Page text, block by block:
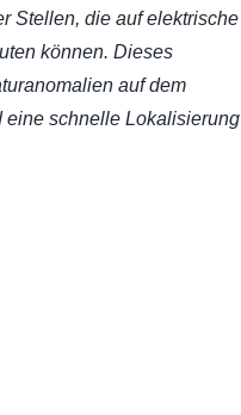
Stellen, die auf elektrische
können. Dieses
auf dem
eine schnelle Lokalisierung